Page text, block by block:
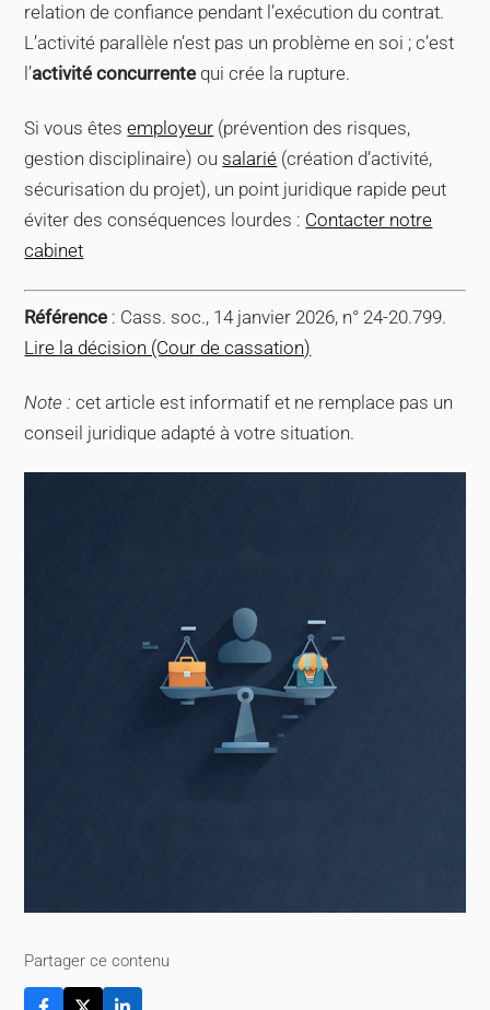
relation de confiance pendant l’exécution du contrat.
L’activité parallèle n’est pas un problème en soi ; c’est
l’activité concurrente qui crée la rupture.
Si vous êtesemployeur (prévention des risques,
gestion disciplinaire) ou salarié (création d’activité,
sécurisation du projet), un point juridique rapide peut
éviter des conséquences lourdes : Contacter notre
cabinet
Référence : Cass. soc., 14 janvier 2026, n° 24-20.799.
Lire la décision (Cour de cassation)
Note : cet article est informatif et ne remplace pas un
conseil juridique adapté à votre situation.
Partager ce contenu